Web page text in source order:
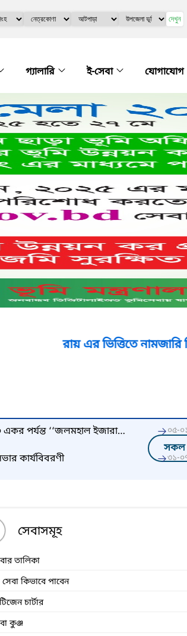
দেখুন
গ্যালারি ই-সেবা যোগাযোগ
রায় এর ভিত্তিতে নামজারি বিষয়ক
সকল
পর্যন্ত ‘‘জলমহাল ইজারা
০৫-
কার্যবিবরণী ৩১-
সেবাসমূহ
তালিকা
কিভাবে পাবেন
চার্টার
কুঞ্জ